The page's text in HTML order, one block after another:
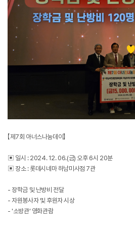
【제7회 아너스나눔데이】
▣ 일시 : 2024. 12. 06.(금) 오후 6시 20분
▣ 장소 : 롯데시네마 하남미사점 7관
- 장학금 및 난방비 전달
- 자원봉사자 및 후원자 시상
- '소방관' 영화관람